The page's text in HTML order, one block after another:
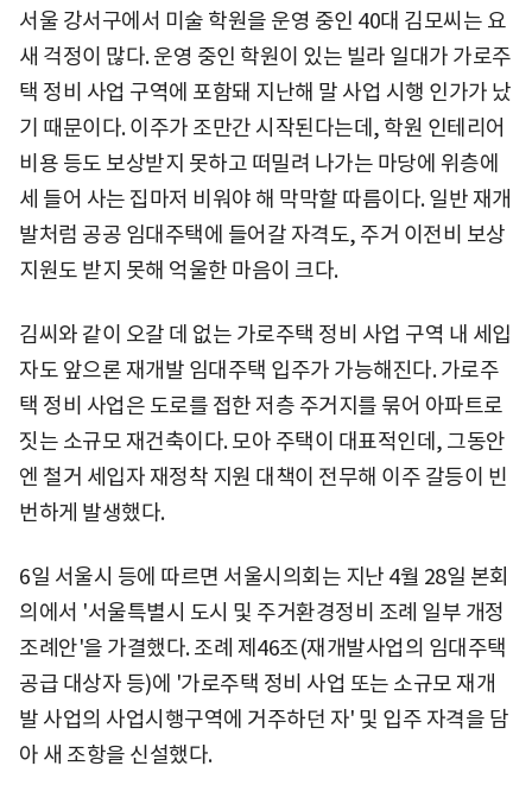
서울 강서구에서 미술 학원을 운영 중인 40대 김모씨는 요
새 걱정이 많다. 운영 중인 학원이 있는 빌라 일대가 가로주
택 정비 사업 구역에 포함돼 지난해 말 사업 시행 인가가 났
기 때문이다. 이주가 조만간 시작된다는데, 학원 인테리어
비용 등도 보상받지 못하고 떠밀려 나가는 마당에 위층에
세 들어 사는 집마저 비워야 해 막막할 따름이다. 일반 재개
발처럼 공공 임대주택에 들어갈 자격도, 주거 이전비 보상
지원도 받지 못해 억울한 마음이 크다.
김씨와 같이 오갈 데 없는 가로주택 정비 사업 구역 내 세입
자도 앞으론 재개발 임대주택 입주가 가능해진다. 가로주
택 정비 사업은 도로를 접한 저층 주거지를 묶어 아파트로
짓는 소규모 재건축이다. 모아 주택이 대표적인데, 그동안
엔 철거 세입자 재정착 지원 대책이 전무해 이주 갈등이 빈
번하게 발생했다.
6일 서울시 등에 따르면 서울시의회는 지난 4월 28일 본회
의에서 '서울특별시 도시 및 주거환경정비 조례 일부 개정
조례안'을 가결했다. 조례 제46조(재개발사업의 임대주택
공급 대상자 등)에 '가로주택 정비 사업 또는 소규모 재개
발 사업의 사업시행구역에 거주하던 자' 및 입주 자격을 담
아 새 조항을 신설했다.